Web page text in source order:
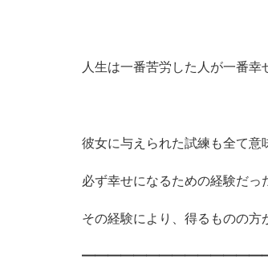
人生は一番苦労した人が一番幸
彼女に与えられた試練も全て意
必ず幸せになるための経験だっ
その経験により、得るものの方